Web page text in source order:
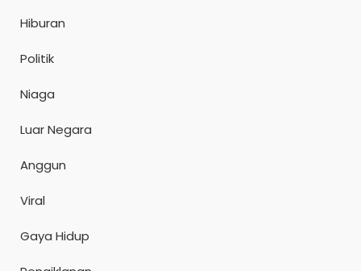
Hiburan
Politik
Niaga
Luar Negara
Anggun
Viral
Gaya Hidup